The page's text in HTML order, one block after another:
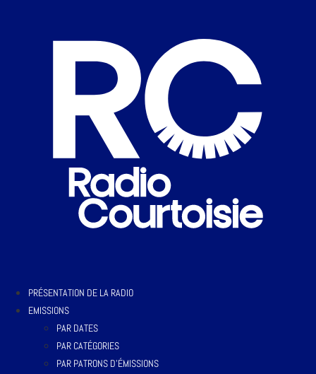
PRÉSENTATION DE LA RADIO
EMISSIONS
PAR DATES
PAR CATÉGORIES
PAR PATRONS D’ÉMISSIONS